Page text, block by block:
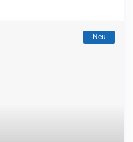
Neu